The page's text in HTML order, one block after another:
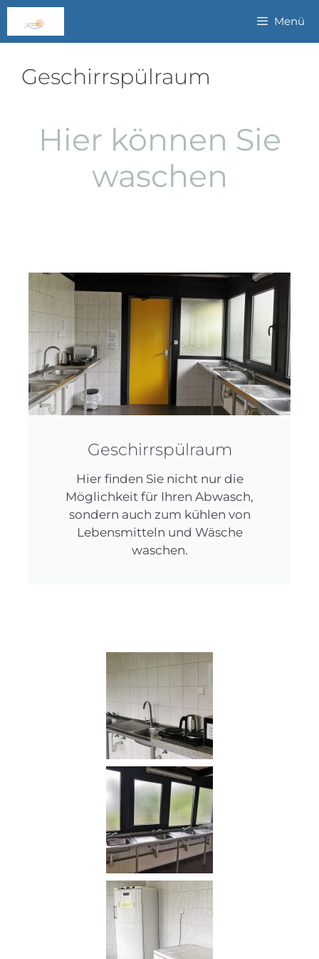
Menü
Geschirrspülraum
Hier können Sie
waschen
Geschirrspülraum
Hier finden Sie nicht nur die
Möglichkeit für Ihren Abwasch,
sondern auch zum kühlen von
Lebensmitteln und Wäsche
waschen.